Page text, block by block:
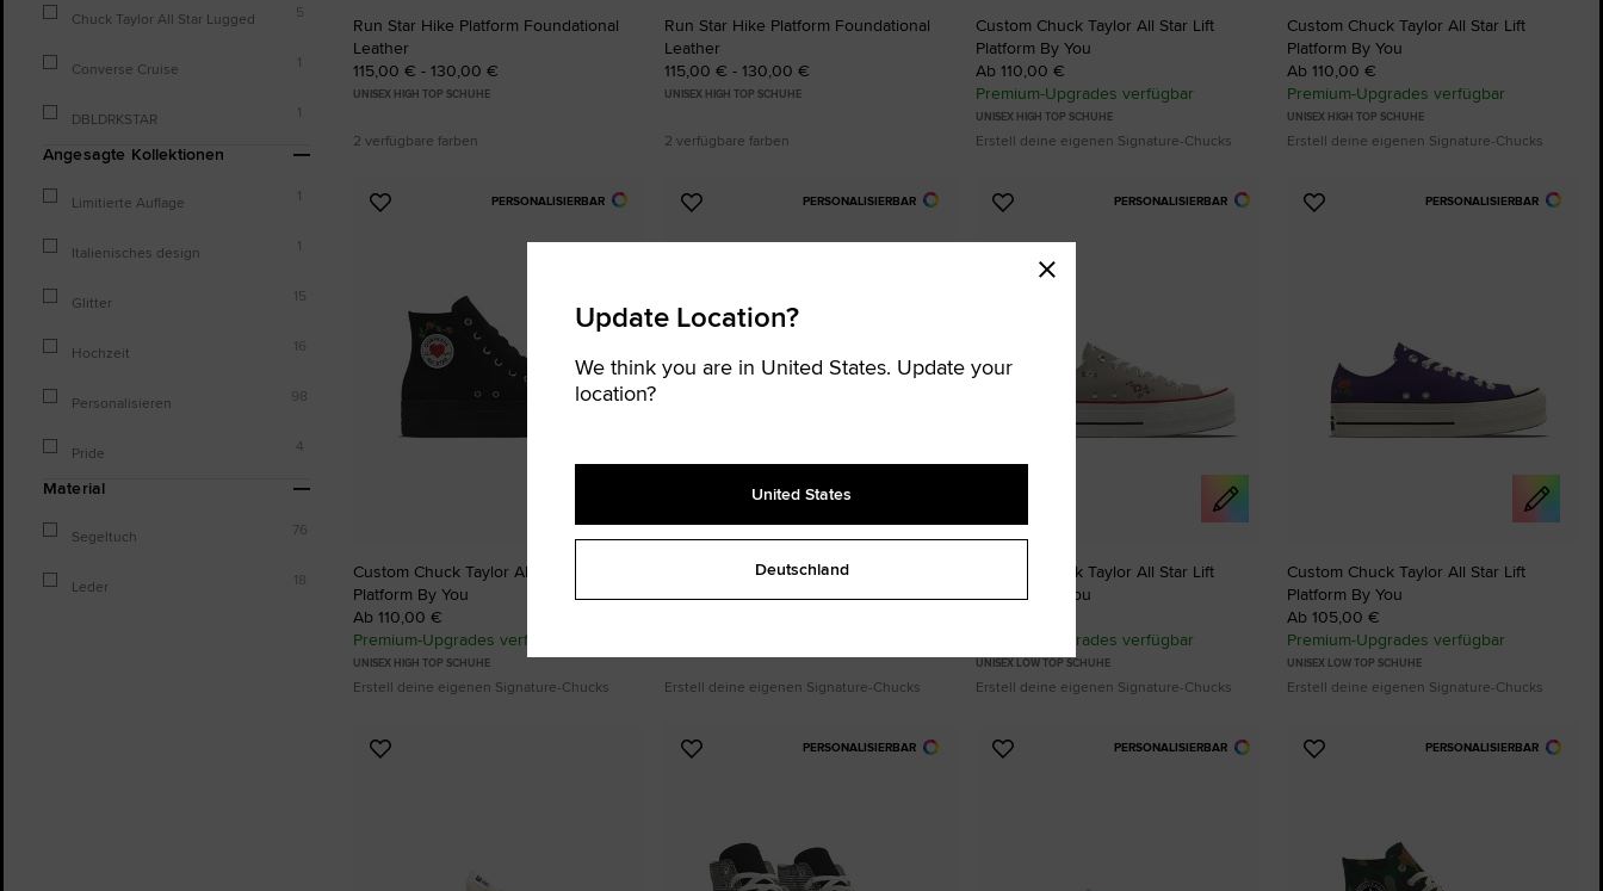
Chuck Taylor All Star Lugged 5
Converse Cruise 1
DBLDRKSTAR 1
Angesagte Kollektionen
Limitierte Auflage 1
Italienisches design 1
Glitter 15
Hochzeit 16
Personalisieren 98
Pride 4
Material
Segeltuch 76
Leder 18
Run Star Hike Platform Foundational
Leather
115,00 € - 130,00 €
UNISEX HIGH TOP SCHUHE
2 verfügbare farben
Run Star Hike Platform Foundational
Leather
115,00 € - 130,00 €
UNISEX HIGH TOP SCHUHE
2 verfügbare farben
Custom Chuck Taylor All Star Lift
Platform By You
Ab 110,00 €
Premium-Upgrades verfügbar
UNISEX HIGH TOP SCHUHE
Erstell deine eigenen Signature-Chucks
Custom Chuck Taylor All Star Lift
Platform By You
Ab 110,00 €
Premium-Upgrades verfügbar
UNISEX HIGH TOP SCHUHE
Erstell deine eigenen Signature-Chucks
PERSONALISIERBAR
Zu
Custom Chuck Taylor All Star Lift
Platform By You
Ab 110,00 €
Premium-Upgrades verfügbar
UNISEX HIGH TOP SCHUHE
Erstell deine eigenen Signature-Chucks
PERSONALISIERBAR
Zu
Favoriten
Custom Chuck Taylor All Star Lift
Platform By You
Erstell deine eigenen Signature-Chucks
PERSONALISIERBAR
Zu
Favoriten
hinzufügen
Custom Chuck Taylor All Star Lift
Platform By You
Premium-Upgrades verfügbar
UNISEX LOW TOP SCHUHE
Erstell deine eigenen Signature-Chucks
PERSONALISIERBAR
Zu
Custom Chuck Taylor All Star Lift
Platform By You
Ab 105,00 €
Premium-Upgrades verfügbar
UNISEX LOW TOP SCHUHE
Erstell deine eigenen Signature-Chucks
Zu
PERSONALISIERBAR
Zu
PERSONALISIERBAR
Zu
PERSONALISIERBAR
Zu
Update Location?
We think you are in United States. Update your
location?
United States
Deutschland